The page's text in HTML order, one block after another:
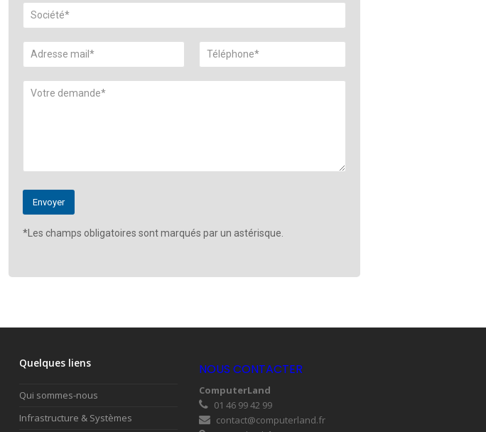
*Les champs obligatoires sont marqués par un astérisque.
Quelques liens
Qui sommes-nous
Infrastructure & Systèmes
NOUS CONTACTER
ComputerLand
01 46 99 42 99
contact@computerland.fr